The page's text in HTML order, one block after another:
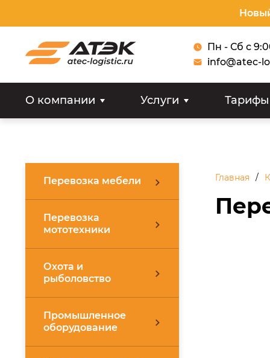
Пн - Сб с
info@atec-
О компании Услуги Тарифы
Перевозка мебели
Перевозка
мототехники
Охота и
рыболовство
Промышленное
оборудование
Главная